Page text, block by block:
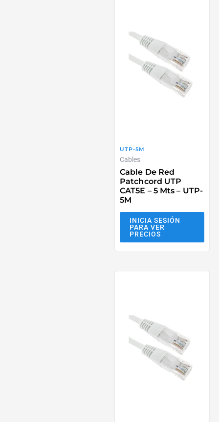
UTP-5M
Cables
Cable De Red
Patchcord UTP
CAT5E – 5 Mts – UTP-
5M
INICIA SESIÓN
PARA VER
PRECIOS